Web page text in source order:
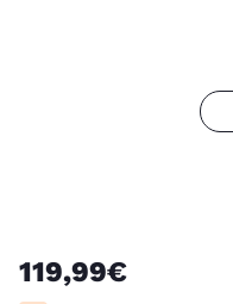
119,99€